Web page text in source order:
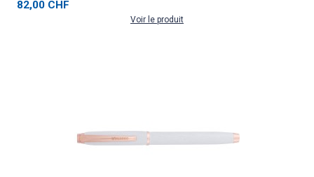
82,00 CHF
Voir le produit